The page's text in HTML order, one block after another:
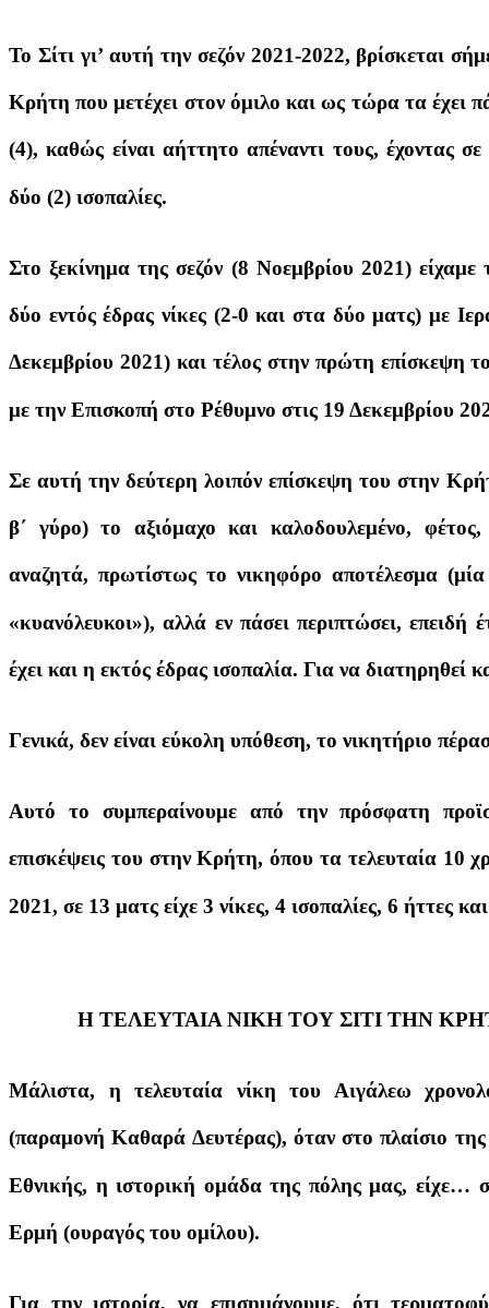
Το Σίτι γι’ αυτή την σεζόν 2021-2022, βρίσκεται
Κρήτη που μετέχει στον όμιλο και ως τώρα τα έχει
(4), καθώς είναι αήττητο απέναντι τους, έχοντας
δύο (2) ισοπαλίες.
Στο ξεκίνημα της σεζόν (8 Νοεμβρίου 2021)
δύο εντός έδρας νίκες (2-0 και στα δύο ματς) με
Δεκεμβρίου 2021) και τέλος στην πρώτη επίσκεψη
με την Επισκοπή στο Ρέθυμνο στις 19 Δεκεμβρίου
Σε αυτή την δεύτερη λοιπόν επίσκεψη του στην
β΄ γύρο) το αξιόμαχο και καλοδουλεμένο,
αναζητά, πρωτίστως το νικηφόρο αποτέλεσμα
«κυανόλευκοι»), αλλά εν πάσει περιπτώσει, επειδή
έχει και η εκτός έδρας ισοπαλία. Για να διατηρηθεί
Γενικά, δεν είναι εύκολη υπόθεση, το νικητήριο
Αυτό το συμπεραίνουμε από την πρόσφατη
επισκέψεις του στην Κρήτη, όπου τα τελευταία 10
2021, σε 13 ματς είχε 3 νίκες, 4 ισοπαλίες, 6 ήττες
Η ΤΕΛΕΥΤΑΙΑ ΝΙΚΗ ΤΟΥ ΣΙΤΙ ΤΗΝ
Μάλιστα, η τελευταία νίκη του Αιγάλεω
(παραμονή Καθαρά Δευτέρας), όταν στο πλαίσιο
Εθνικής, η ιστορική ομάδα της πόλης μας, είχε…
Ερμή (ουραγός του ομίλου).
Για την ιστορία, να επισημάνουμε, ότι